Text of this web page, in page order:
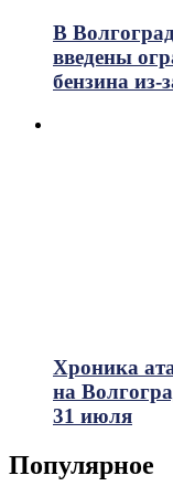
В
введены
бензина из-
Хроника
на
31 июля
Популярное